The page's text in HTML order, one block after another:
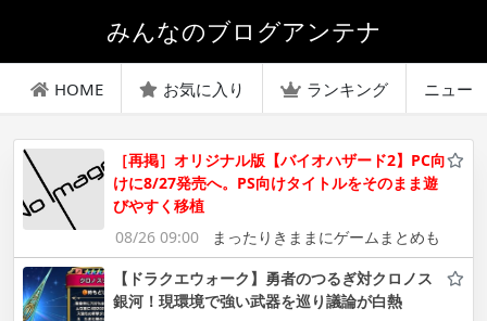
みんなのブログアンテナ
HOME お気に入り ランキング ニュー
［再掲］オリジナル版【バイオハザード2】PC向
けに8/27発売へ。PS向けタイトルをそのまま遊
びやすく移植
08/26 09:00
まったりきままにゲームまとめも
【ドラクエウォーク】勇者のつるぎ対クロノス
銀河！現環境で強い武器を巡り議論が白熱